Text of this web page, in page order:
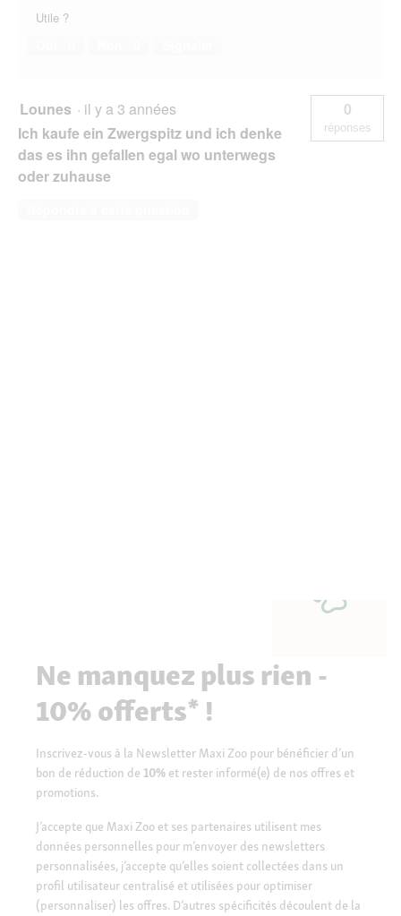
Utile ?
Lounes · il y a 3 années
Ich kaufe ein Zwergspitz und ich denke
das es ihn gefallen egal wo unterwegs
oder zuhause
0
réponses
Ne manquez plus rien -
10% offerts* !
Inscrivez-vous à la Newsletter Maxi Zoo pour bénéficier d’un
bon de réduction de 10% et rester informé(e) de nos offres et
promotions.
J’accepte que Maxi Zoo et ses partenaires utilisent mes
données personnelles pour m’envoyer des newsletters
personnalisées, j’accepte qu’elles soient collectées dans un
profil utilisateur centralisé et utilisées pour optimiser
(personnaliser) les offres. D’autres spécificités découlent de la